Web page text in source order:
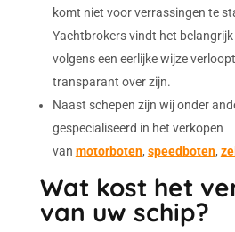
komt niet voor verrassingen te
Yachtbrokers vindt het
volgens een eerlijke wijze
transparant over zijn.
Naast schepen zijn wij onder
gespecialiseerd in het verkopen
van motorboten, speedboten,
Wat kost het
van uw schip?